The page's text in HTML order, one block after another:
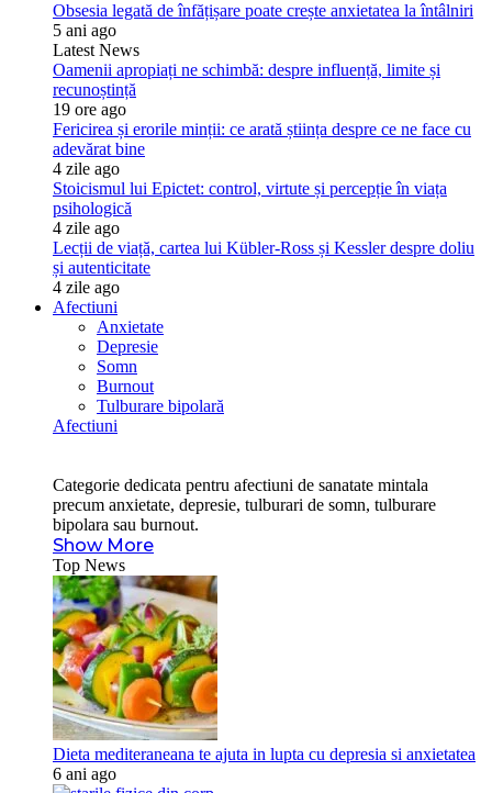
Obsesia legată de înfățișare poate crește anxietatea la întâlniri
5 ani ago
Latest News
Oamenii apropiați ne schimbă: despre influență, limite și
recunoștință
19 ore ago
Fericirea și erorile minții: ce arată știința despre ce ne face cu
adevărat bine
4 zile ago
Stoicismul lui Epictet: control, virtute și percepție în viața
psihologică
4 zile ago
Lecții de viață, cartea lui Kübler-Ross și Kessler despre doliu
și autenticitate
4 zile ago
Afectiuni
Anxietate
Depresie
Somn
Burnout
Tulburare bipolară
Afectiuni
Categorie dedicata pentru afectiuni de sanatate mintala
precum anxietate, depresie, tulburari de somn, tulburare
bipolara sau burnout.
Show More
Top News
Dieta mediteraneana te ajuta in lupta cu depresia si anxietatea
6 ani ago